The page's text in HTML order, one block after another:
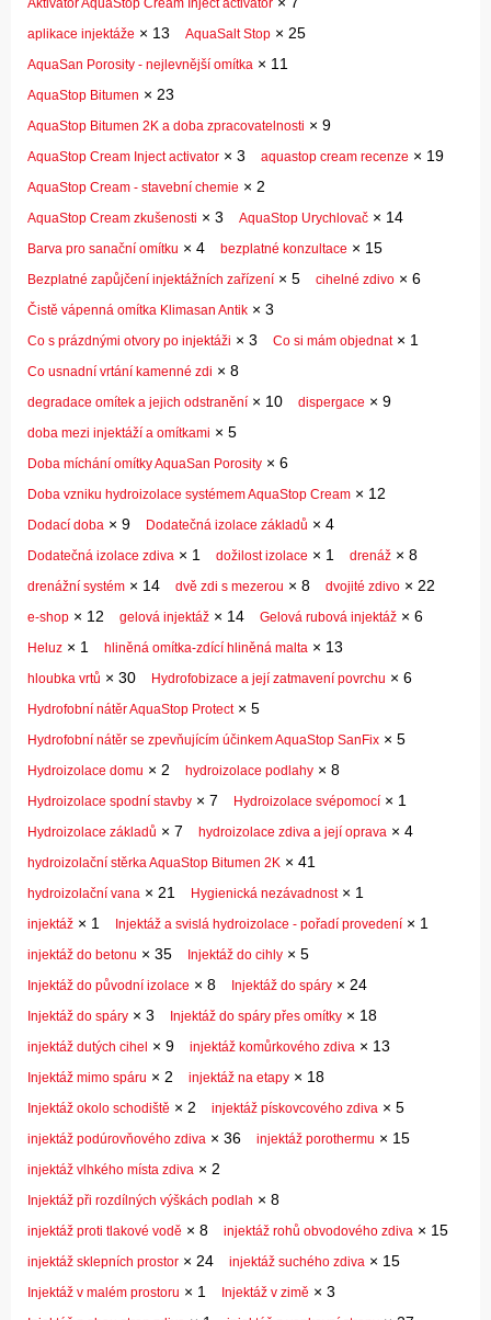
aplikace injektáže × 13 AquaSalt Stop × 25
AquaSan Porosity - nejlevnější omítka × 11
AquaStop Bitumen × 23
AquaStop Bitumen 2K a doba zpracovatelnosti × 9
AquaStop Cream Inject activator × 3 aquastop cream recenze × 19
AquaStop Cream - stavební chemie × 2
AquaStop Cream zkušenosti × 3 AquaStop Urychlovač × 14
Barva pro sanační omítku × 4 bezplatné konzultace × 15
Bezplatné zapůjčení injektážních zařízení × 5 cihelné zdivo × 6
Čistě vápenná omítka Klimasan Antik × 3
Co s prázdnými otvory po injektáži × 3 Co si mám objednat× 1
Co usnadní vrtání kamenné zdi × 8
degradace omítek a jejich odstranění × 10 dispergace × 9
doba mezi injektáží a omítkami × 5
Doba míchání omítky AquaSan Porosity × 6
Doba vzniku hydroizolace systémem AquaStop Cream × 12
Dodací doba × 9 Dodatečná izolace základů × 4
Dodatečná izolace zdiva × 1 dožilost izolace × 1 drenáž × 8
drenážní systém × 14 dvě zdi s mezerou × 8 dvojité zdivo × 22
e-shop × 12 gelová injektáž × 14 Gelová rubová injektáž × 6
Heluz × 1 hliněná omítka-zdící hliněná malta × 13
hloubka vrtů × 30 Hydrofobizace a její zatmavení povrchu × 6
Hydrofobní nátěr AquaStop Protect× 5
Hydrofobní nátěr se zpevňujícím účinkem AquaStop SanFix × 5
Hydroizolace domu × 2 hydroizolace podlahy × 8
Hydroizolace spodní stavby × 7 Hydroizolace svépomocí × 1
Hydroizolace základů × 7 hydroizolace zdiva a její oprava × 4
hydroizolační stěrka AquaStop Bitumen 2K × 41
hydroizolační vana × 21 Hygienická nezávadnost× 1
injektáž × 1 Injektáž a svislá hydroizolace - pořadí provedení × 1
injektáž do betonu × 35 Injektáž do cihly × 5
Injektáž do původní izolace × 8 Injektáž do spáry × 24
Injektáž do spáry × 3 Injektáž do spáry přes omítky × 18
injektáž dutých cihel × 9 injektáž komůrkového zdiva × 13
Injektáž mimo spáru × 2 injektáž na etapy × 18
Injektáž okolo schodiště × 2 injektáž pískovcového zdiva × 5
injektáž podúrovňového zdiva × 36 injektáž porothermu × 15
injektáž vlhkého místa zdiva × 2
Injektáž při rozdílných výškách podlah × 8
injektáž proti tlakové vodě × 8 injektáž rohů obvodového zdiva × 15
injektáž sklepních prostor × 24 injektáž suchého zdiva × 15
Injektáž v malém prostoru × 1 Injektáž v zimě × 3